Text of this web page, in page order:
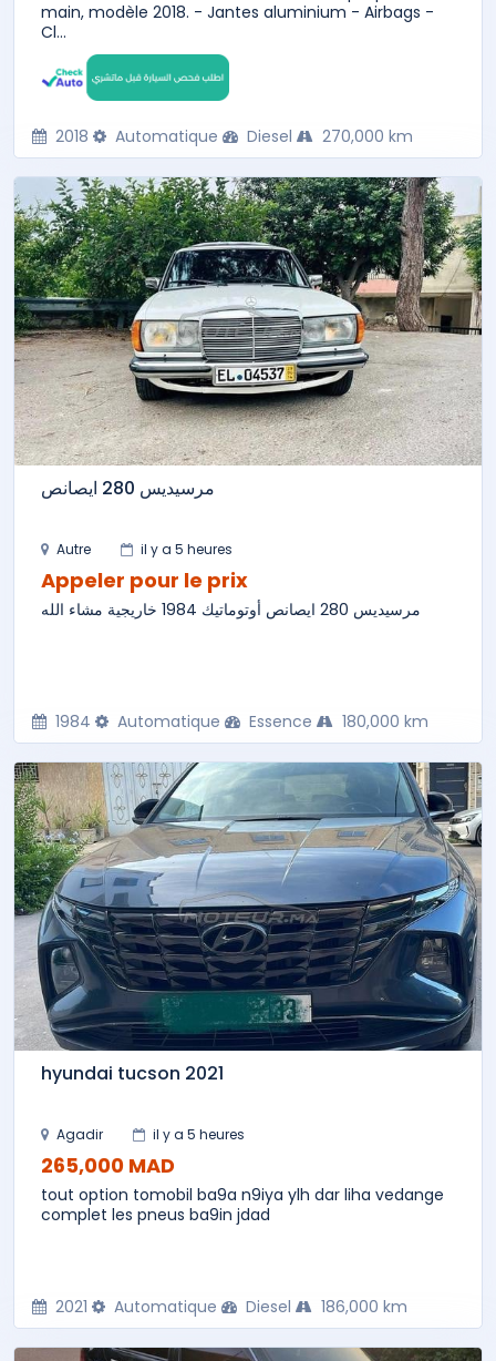
main, modèle 2018. - Jantes aluminium - Airbags -
Cl...
2018 Automatique Diesel 270,000 km
مرسيديس 280 ايصانص
Autre il y a 5 heures
Appeler pour le prix
مرسيديس 280 ايصانص أوتوماتيك 1984 خاريجية مشاء الله
1984 Automatique Essence 180,000 km
hyundai tucson 2021
Agadir il y a 5 heures
265,000 MAD
tout option tomobil ba9a n9iya ylh dar liha vedange
complet les pneus ba9in jdad
2021 Automatique Diesel 186,000 km